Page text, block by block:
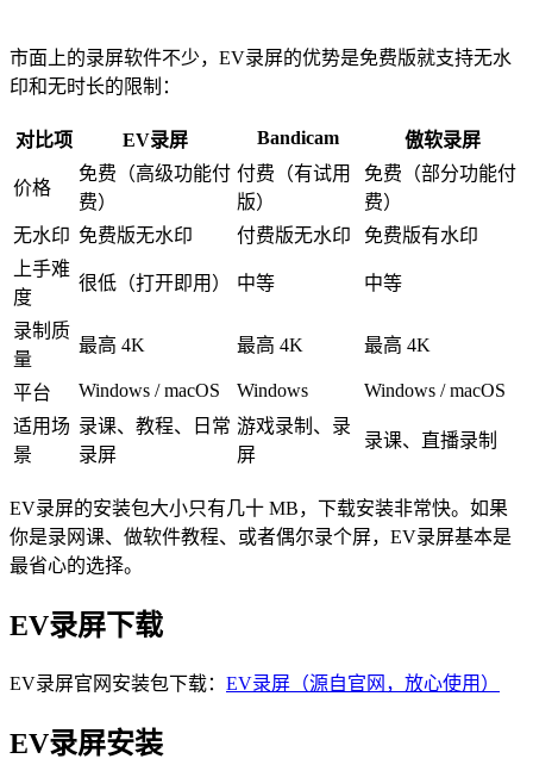
市面上的录屏软件不少，EV录屏的优势是免费版就支持无水
印和无时长的限制：
对比项 EV录屏 Bandicam 傲软录屏
价格
免费（高级功能付
费）
付费（有试用
版）
免费（部分功能付
费）
无水印 免费版无水印 付费版无水印
免费版有水印
上手难
度
很低（打开即用） 中等 中等
录制质
量
最高 4K 最高 4K 最高 4K
平台 Windows / macOS Windows
Windows / macOS
适用场
景
录课、教程、日常
录屏
游戏录制、录
屏
录课、直播录制
EV录屏的安装包大小只有几十 MB，下载安装非常快。如果
你是录网课、做软件教程、或者偶尔录个屏，EV录屏基本是
最省心的选择。
EV录屏下载
EV录屏官网安装包下载： EV录屏（源自官网，放心使用）
EV录屏安装